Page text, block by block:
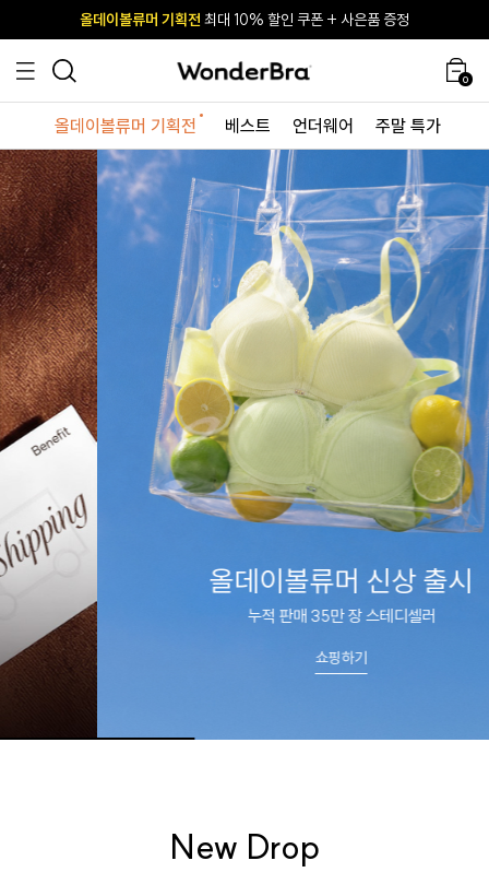
사이즈 무료 교환 서비스
올데이볼류머 기획전 최대 10% 할인 쿠폰 + 사은품 증정
사이즈 무료 교환 서비스
올데이볼류머 기획전 최대 10% 할인 쿠폰 + 사은품 증정
0
올데이볼류머 기획전 베스트 언더웨어 주말 특가
올데이볼류머 신상 출시
누적 판매 35만 장 스테디셀러
New Drop